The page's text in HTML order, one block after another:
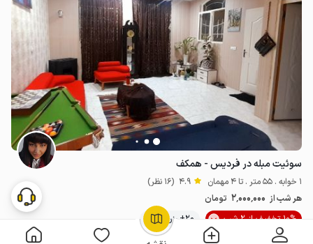
OpenStreetMap
سوئیت مبله در فردیس - همکف
1 خوابه . 55 متر . تا 4 مهمان 4.9 (16 نظر)
هر شب از 2٬000٬000 تومان
10% تخفیف از 2 شب
20+ رزرو موفق